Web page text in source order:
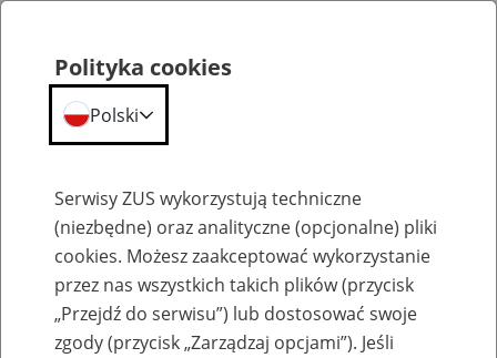
Przepraszamy,
podana strona nie została znaleziona.
Błąd 404
Polityka cookies
Polski
Serwisy ZUS wykorzystują techniczne
(niezbędne) oraz analityczne (opcjonalne) pliki
cookies. Możesz zaakceptować wykorzystanie
przez nas wszystkich takich plików (przycisk
„Przejdź do serwisu”) lub dostosować swoje
zgody (przycisk „Zarządzaj opcjami”). Jeśli